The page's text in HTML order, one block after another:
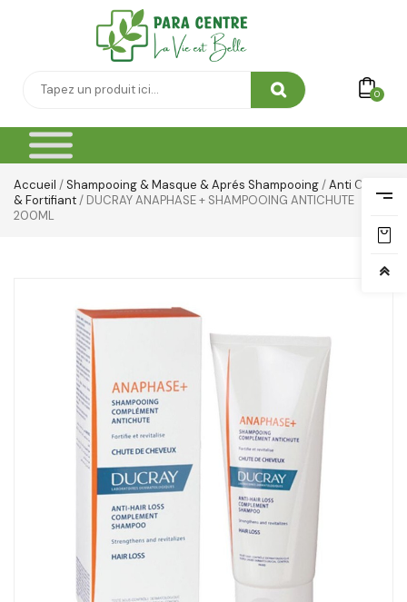
0
Accueil /Shampooing & Masque & Aprés Shampooing/Anti Chute
& Fortifiant/ DUCRAY ANAPHASE + SHAMPOOING ANTICHUTE
200ML